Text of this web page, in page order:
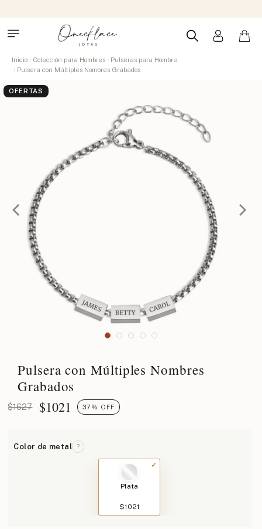
Inicio Colección para Hombres
Pulseras para Hombre
Pulsera con Múltiples Nombres Grabados
OFERTAS
Pulsera con Múltiples Nombres
Grabados
$1627 $1021 37% OFF
Color de metal ?
Plata
$1021